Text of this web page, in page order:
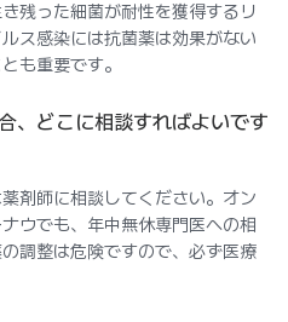
残った細菌が耐性を獲得するリ
ス感染には抗菌薬は効果がない
も重要です。
、どこに相談すればよいです
剤師に相談してください。オン
ウでも、年中無休専門医への相
調整は危険ですので、必ず医療